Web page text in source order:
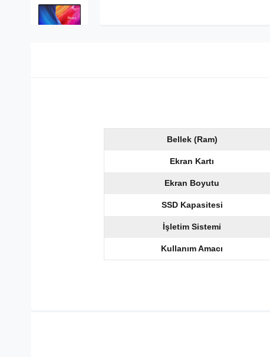
Bellek (Ram)
Ekran Kartı
Ekran Boyutu
SSD Kapasitesi
İşletim Sistemi
Kullanım Amacı